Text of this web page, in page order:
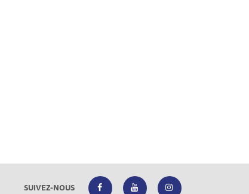
SUIVEZ-NOUS